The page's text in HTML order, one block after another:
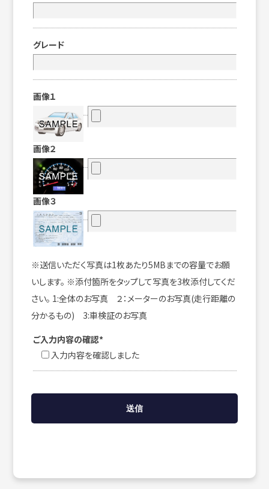
グレード
画像１
画像２
画像３
※送信いただく写真は1枚あたり5MBまでの容量でお願
いします。 ※添付箇所をタップして写真を3枚添付してくだ
さい。 1:全体のお写真 ２：メーターのお写真(走行距離の
分かるもの) 3:車検証のお写真
ご入力内容の確認*
入力内容を確認しました